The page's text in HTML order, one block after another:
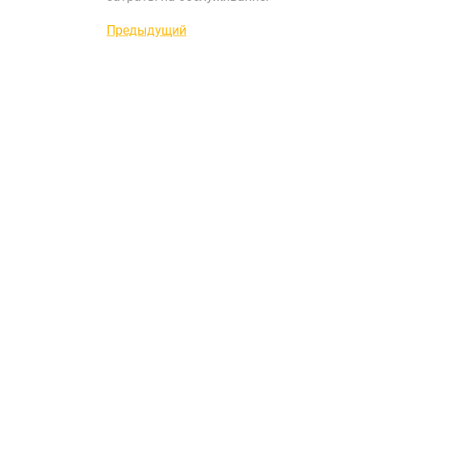
Навигация
Предыдущая
Предыдущий